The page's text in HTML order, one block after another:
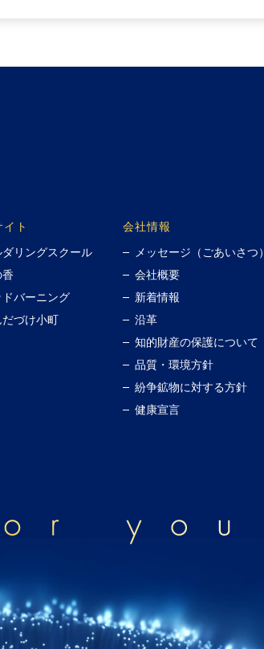
ト
ダリングスクール
香
ドバーニング
だづけ小町
会社情報
メッセージ（ごあいさつ）
会社概要
新着情報
沿革
知的財産の保護について
品質・環境方針
紛争鉱物に対する方針
健康宣言